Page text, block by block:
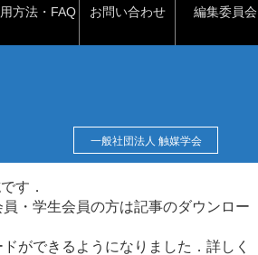
方法・FAQ お問い合わせ 編集委員会
一般社団法人 触媒学会
す．
・学生会員の方は記事のダウンロー
ができるようになりました．詳しく